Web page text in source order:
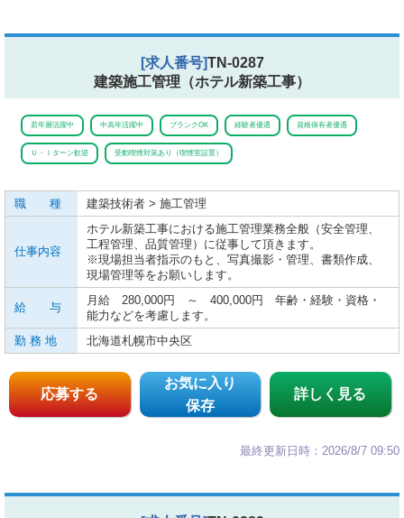
[求人番号]TN-0287
建築施工管理（ホテル新築工事）
若年層活躍中 中高年活躍中 ブランクOK 経験者優遇 資格保有者優遇
Ｕ・Ｉターン歓迎 受動喫煙対策あり（喫煙室設置）
職 種 建築技術者 > 施工管理
仕事内容
ホテル新築工事における施工管理業務全般（安全管理、
工程管理、品質管理）に従事して頂きます。
※現場担当者指示のもと、写真撮影・管理、書類作成、
現場管理等をお願いします。
給 与
月給 280,000円 ～ 400,000円 年齢・経験・資格・
能力などを考慮します。
勤 務 地
北海道札幌市中央区
応募する
お気に入り
保存
詳しく見る
最終更新日時：2026/8/7 09:50